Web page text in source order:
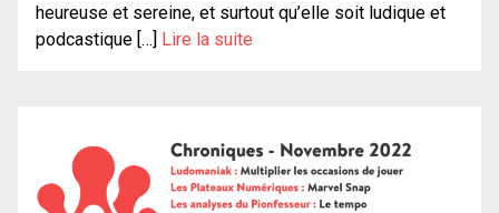
heureuse et sereine, et surtout qu’elle soit ludique et
podcastique […] Lire la suite